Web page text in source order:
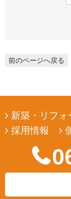
弊社は、ユー
を、正当な理
においても、
更に開示、提
5. ユーザー
前のページへ戻る
新築・リフォ
採用情報